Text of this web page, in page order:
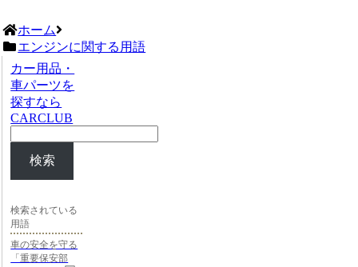
ホーム
エンジンに関する用語
カー用品・
車パーツを
探すなら
CARCLUB
検索
検索されている
用語
車の安全を守る
「重要保安部